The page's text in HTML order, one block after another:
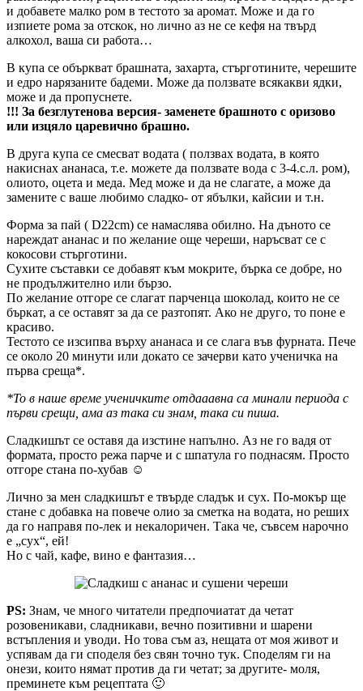
и добавете малко ром в тестото за аромат. Може и да го
изпиете рома за отскок, но лично аз не се кефя на твърд
алкохол, ваша си работа…
В купа се объркват брашната, захарта, стърготините, черешите
и едро нарязаните бадеми. Може да ползвате всякакви ядки,
може и да пропуснете.
!!! За безглутенова версия- заменете брашното с оризово
или изцяло царевично брашно.
В друга купа се смесват водата ( ползвах водата, в която
накиснах ананаса, т.е. можете да ползвате вода с 3-4.с.л. ром),
олиото, оцета и меда. Мед може и да не слагате, а може да
замените с ваше любимо сладко- от ябълки, кайсии и т.н.
Форма за пай ( D22cm) се намаслява обилно. На дъното се
нареждат ананас и по желание още череши, наръсват се с
кокосови стърготини.
Сухите съставки се добавят към мокрите, бърка се добре, но
не продължително или бързо.
По желание отгоре се слагат парченца шоколад, които не се
бъркат, а се оставят за да се разтопят. Ако не друго, то поне е
красиво.
Тестото се изсипва върху ананаса и се слага във фурната. Пече
се около 20 минути или докато се зачерви като ученичка на
първа среща*.
*То в наше време ученичките отдааавна са минали периода с
първи срещи, ама аз така си знам, така си пиша.
Сладкишът се оставя да изстине напълно. Аз не го вадя от
формата, просто режа парче и с шпатула го поднасям. Просто
отгоре стана по-хубав ☺
Лично за мен сладкишът е твърде сладък и сух. По-мокър ще
стане с добавка на повече олио за сметка на водата, но реших
да го направя по-лек и некалоричен. Така че, съвсем нарочно
е „сух“, ей!
Но с чай, кафе, вино е фантазия…
PS: Знам, че много читатели предпочиатат да четат
розовеникави, сладникави, вечно позитивни и шарени
встъпления и уводи. Но това съм аз, нещата от моя живот и
успявам да ги споделя без свян точно тук. Споделям ги на
онези, които нямат против да ги четат; за другите- моля,
преминете към рецептата 🙂